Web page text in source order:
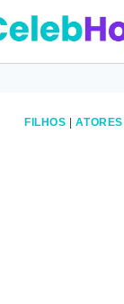
FILHOS |ATORES